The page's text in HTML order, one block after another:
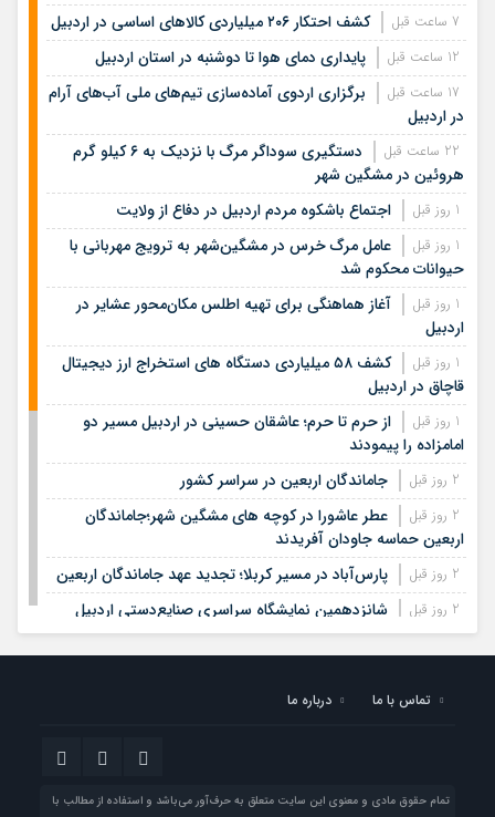
کشف احتکار ۲۰۶ میلیاردی کالاهای اساسی در اردبیل
پایداری دمای هوا تا دوشنبه در استان اردبیل
برگزاری اردوی آماده‌سازی تیم‌های ملی آب‌های آرام
در اردبیل
دستگیری سوداگر مرگ با نزدیک به ۶ کیلو گرم
هروئین در مشگین شهر
اجتماع باشکوه مردم اردبیل در دفاع از ولایت
عامل مرگ خرس در مشگین‌شهر به ترویج مهربانی با
حیوانات محکوم شد
آغاز هماهنگی برای تهیه اطلس مکان‌محور عشایر در
اردبیل
کشف ۵۸ میلیاردی دستگاه های استخراج ارز دیجیتال
قاچاق در اردبیل
از حرم تا حرم؛ عاشقان حسینی در اردبیل مسیر دو
امامزاده را پیمودند
جاماندگان اربعین در سراسر کشور
عطر عاشورا در کوچه های مشگین شهر؛جاماندگان
اربعین حماسه جاودان آفریدند
پارس‌آباد در مسیر کربلا؛ تجدید عهد جاماندگان اربعین
شانزدهمین نمایشگاه سراسری صنایع‌دستی اردبیل
شهریور ماه برگزار می‌شود
تولید انرژی پاک فرصت طلایی برای نمین
علمی جهاددانشگاهی اردبیل
تماس با ما درباره ما
تمام حقوق مادی و معنوی این سایت متعلق به حرف‌آور می‌باشد و استفاده از مطالب با